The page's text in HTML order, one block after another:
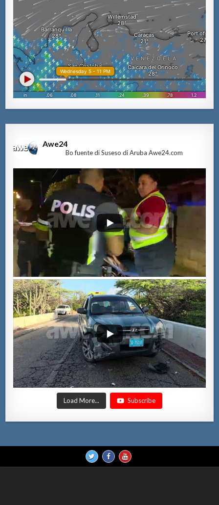
Awe24
Bo fuente di Suseso di Aruba Awe24.com
Load More... Subscribe